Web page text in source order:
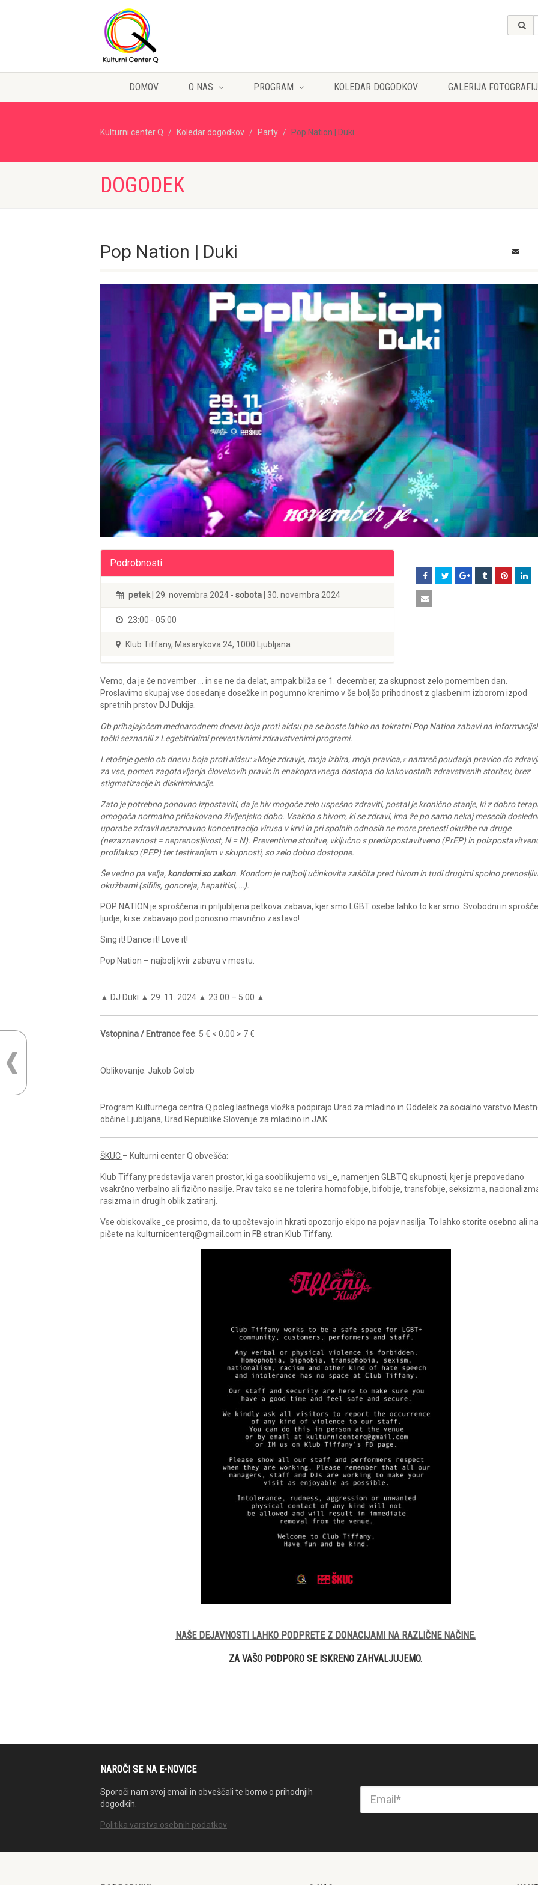
DOMOV O NAS PROGRAM KOLEDAR DOGODKOV GALERIJA FOTOGRAFIJ
Kulturni center Q Koledar dogodkov Party Pop Nation | Duki
DOGODEK
Pop Nation | Duki
Podrobnosti
petek | 29. novembra 2024 - sobota | 30. novembra 2024
23:00 - 05:00
Klub Tiffany, Masarykova 24, 1000 Ljubljana
Vemo, da je še november … in se ne da delat, ampak bliža se 1. december, za skupnost zelo pomemben dan.
Proslavimo skupaj vse dosedanje dosežke in pogumno krenimo v še boljšo prihodnost z glasbenim izborom izpod
spretnih prstov DJ Dukija.
Ob prihajajočem mednarodnem dnevu boja proti aidsu pa se boste lahko na tokratni Pop Nation zabavi na
točki seznanili z Legebitrinimi preventivnimi zdravstvenimi programi.
Letošnje geslo ob dnevu boja proti aidsu: »Moje zdravje, moja izbira, moja pravica,« namreč poudarja pravico do
za vse, pomen zagotavljanja človekovih pravic in enakopravnega dostopa do kakovostnih zdravstvenih storitev, brez
stigmatizacije in diskriminacije.
Zato je potrebno ponovno izpostaviti, da je hiv mogoče zelo uspešno zdraviti, postal je kronično stanje, ki z dobro
omogoča normalno pričakovano življenjsko dobo. Vsakdo s hivom, ki se zdravi, ima že po samo nekaj mesecih
uporabe zdravil nezaznavno koncentracijo virusa v krvi in pri spolnih odnosih ne more prenesti okužbe na druge
(nezaznavnost = neprenosljivost, N = N). Preventivne storitve, vključno s predizpostavitveno (PrEP) in
profilakso (PEP) ter testiranjem v skupnosti, so zelo dobro dostopne.
Še vedno pa velja, kondomi so zakon. Kondom je najbolj učinkovita zaščita pred hivom in tudi drugimi spolno
okužbami (sifilis, gonoreja, hepatitisi, …).
POP NATION je sproščena in priljubljena petkova zabava, kjer smo LGBT osebe lahko to kar smo. Svobodni in
ljudje, ki se zabavajo pod ponosno mavrično zastavo!
Sing it! Dance it! Love it!
Pop Nation – najbolj kvir zabava v mestu.
▲ DJ Duki ▲ 29. 11. 2024 ▲ 23.00 – 5.00 ▲
Vstopnina / Entrance fee: 5 € < 0.00 > 7 €
Oblikovanje: Jakob Golob
Program Kulturnega centra Q poleg lastnega vložka podpirajo Urad za mladino in Oddelek za socialno varstvo
občine Ljubljana, Urad Republike Slovenije za mladino in JAK.
ŠKUC – Kulturni center Q obvešča:
Klub Tiffany predstavlja varen prostor, ki ga sooblikujemo vsi_e, namenjen GLBTQ skupnosti, kjer je prepovedano
vsakršno verbalno ali fizično nasilje. Prav tako se ne tolerira homofobije, bifobije, transfobije, seksizma,
rasizma in drugih oblik zatiranj.
Vse obiskovalke_ce prosimo, da to upoštevajo in hkrati opozorijo ekipo na pojav nasilja. To lahko storite osebno ali
pišete na kulturnicenterq@gmail.com in FB stran Klub Tiffany.
NAŠE DEJAVNOSTI LAHKO PODPRETE Z DONACIJAMI NA RAZLIČNE NAČINE.
ZA VAŠO PODPORO SE ISKRENO ZAHVALJUJEMO.
NAROČI SE NA E-NOVICE
Sporoči nam svoj email in obveščali te bomo o prihodnjih
dogodkih.
Politika varstva osebnih podatkov